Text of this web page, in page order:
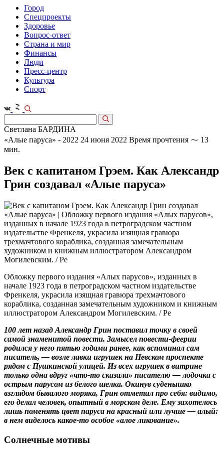
Город
Спецпроекты
Здоровье
Вопрос-ответ
Страна и мир
Финансы
Люди
Пресс-центр
Культура
Спорт
Светлана БАРДИНА
«Алые паруса» - 2022 24 июня 2022 Время прочтения ⁓ 13
мин.
Век с капитаном Грэем. Как Александр
Грин создавал «Алые паруса»
Обложку первого издания «Алых парусов», изданных в
начале 1923 года в петроградском частном издательстве
Френкеля, украсила изящная гравюра трехмачтового
кораблика, созданная замечательным художником и книжным
иллюстратором Александром Могилевским. / Ре
100 лет назад Александр Грин поставил точку в своей
самой знаменитой повести. Замысел повести-феерии
родился у него пятью годами ранее, как вспоминал сам
писатель, — возле лавки игрушек на Невском проспекте
рядом с Пушкинской улицей. Из всех игрушек в витрине
только одна вдруг «что‑то сказала» писателю — лодочка с
острым парусом из белого шелка. Окинув суденышко
взглядом бывалого моряка, Грин отметил про себя: видимо,
его делал человек, опытный в морском деле. Ему захотелось
лишь поменять цвет паруса на красный или лучше — алый:
в нем виделось какое‑то особое «алое ликование».
Солнечные мотивы